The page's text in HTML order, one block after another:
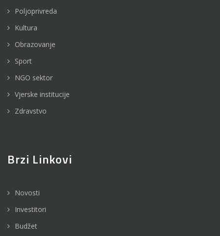
Poljoprivreda
Kultura
Obrazovanje
Sport
NGO sektor
Vjerske institucije
Zdravstvo
Brzi Linkovi
Novosti
Investitori
Budžet